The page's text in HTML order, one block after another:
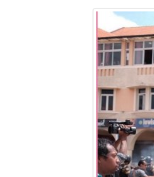
L'actualité du tourisme
Sites touristiques
Diego Suarez Pratique